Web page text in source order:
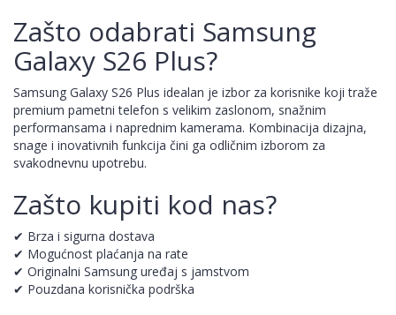
Zašto odabrati Samsung
Galaxy S26 Plus?
Samsung Galaxy S26 Plus idealan je izbor za korisnike koji traže
premium pametni telefon s velikim zaslonom, snažnim
performansama i naprednim kamerama. Kombinacija dizajna,
snage i inovativnih funkcija čini ga odličnim izborom za
svakodnevnu upotrebu.
Zašto kupiti kod nas?
✔ Brza i sigurna dostava
✔ Mogućnost plaćanja na rate
✔ Originalni Samsung uređaj s jamstvom
✔ Pouzdana korisnička podrška